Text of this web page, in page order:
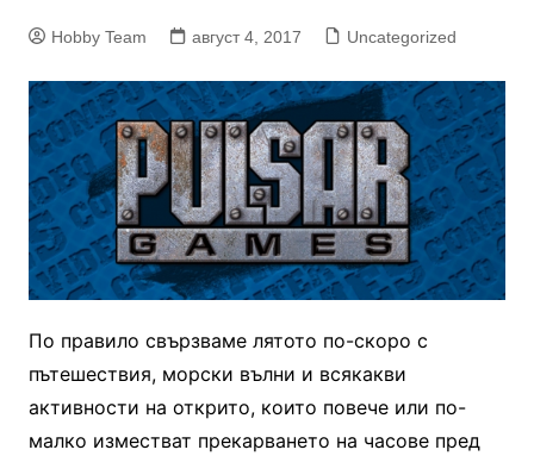
Hobby Team август 4, 2017 Uncategorized
По правило свързваме лятото по-скоро с
пътешествия, морски вълни и всякакви
активности на открито, които повече или по-
малко изместват прекарването на часове пред